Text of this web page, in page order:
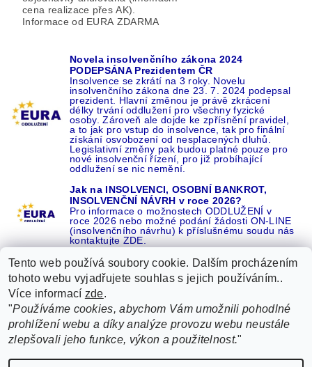
cena realizace přes AK).
Informace od EURA ZDARMA
Novela insolvenčního zákona 2024
PODEPSÁNA Prezidentem ČR
Insolvence se zkrátí na 3 roky. Novelu
insolvenčního zákona dne 23. 7. 2024 podepsal
prezident. Hlavní změnou je právě zkrácení
délky trvání oddlužení pro všechny fyzické
osoby. Zároveň ale dojde ke zpřísnění pravidel,
a to jak pro vstup do insolvence, tak pro finální
získání osvobození od nesplacených dluhů.
Legislativní změny pak budou platné pouze pro
nové insolvenční řízení, pro již probíhající
oddlužení se nic nemění.
Jak na INSOLVENCI, OSOBNÍ BANKROT,
INSOLVENČNÍ NÁVRH v roce 2026?
Pro informace o možnostech ODDLUŽENÍ v
roce 2026 nebo možné podání žádosti ON-LINE
(insolvenčního návrhu) k příslušnému soudu nás
kontaktujte ZDE.
Recenze o NÁS na GOOGLE 16 let REFERENCÍ v celé ČR |
Recenze o NÁS na SEZNAMU |
ŽÁDEJTE život BEZ DLUHŮ nebo EXEKUCÍ ZDE
Tento web používá soubory cookie. Dalším procházením
tohoto webu vyjadřujete souhlas s jejich používáním..
Více informací zde.
"Používáme cookies, abychom Vám umožnili pohodlné
prohlížení webu a díky analýze provozu webu neustále
zlepšovali jeho funkce, výkon a použitelnost."